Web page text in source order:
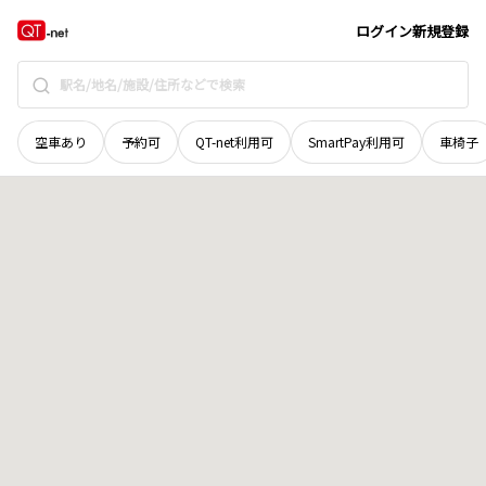
ログイン新規登録
空車あり 予約可 QT-net利用可 SmartPay利用可 車椅子
岡山県